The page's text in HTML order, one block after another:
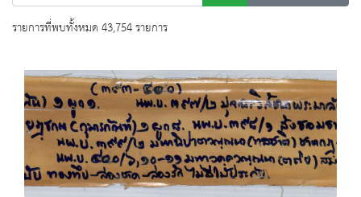
รายการที่พบทั้งหมด 43,754 รายการ